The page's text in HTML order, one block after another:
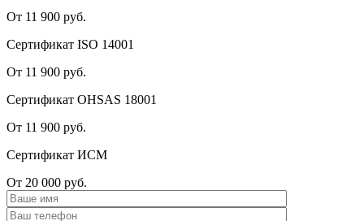
От 11 900 руб.
Сертификат ISO 14001
От 11 900 руб.
Сертификат OHSAS 18001
От 11 900 руб.
Сертификат ИСМ
От 20 000 руб.